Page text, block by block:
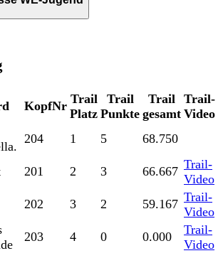
KopfNr Trail
Platz
Trail
Punkte
Trail
gesamt
Trail-
Video
204 1 5
68.750
201 2 3 66.667 Trail-
Video
202 3 2 59.167 Trail-
Video
203 4 0 0.000
Trail-
Video